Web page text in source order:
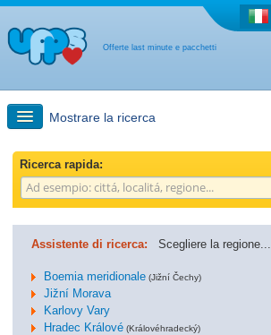
Offerte last minute e pacchetti
Mostrare la ricerca
Ricerca rapida
Viaggi: Ricerca con la mappa
Altro paese
Ricerca rapida:
Assistente di ricerca: Scegliere la regione...
Boemia meridionale (Jižní Čechy)
Jižní Morava
Karlovy Vary
Hradec Králové (Královéhradecký)